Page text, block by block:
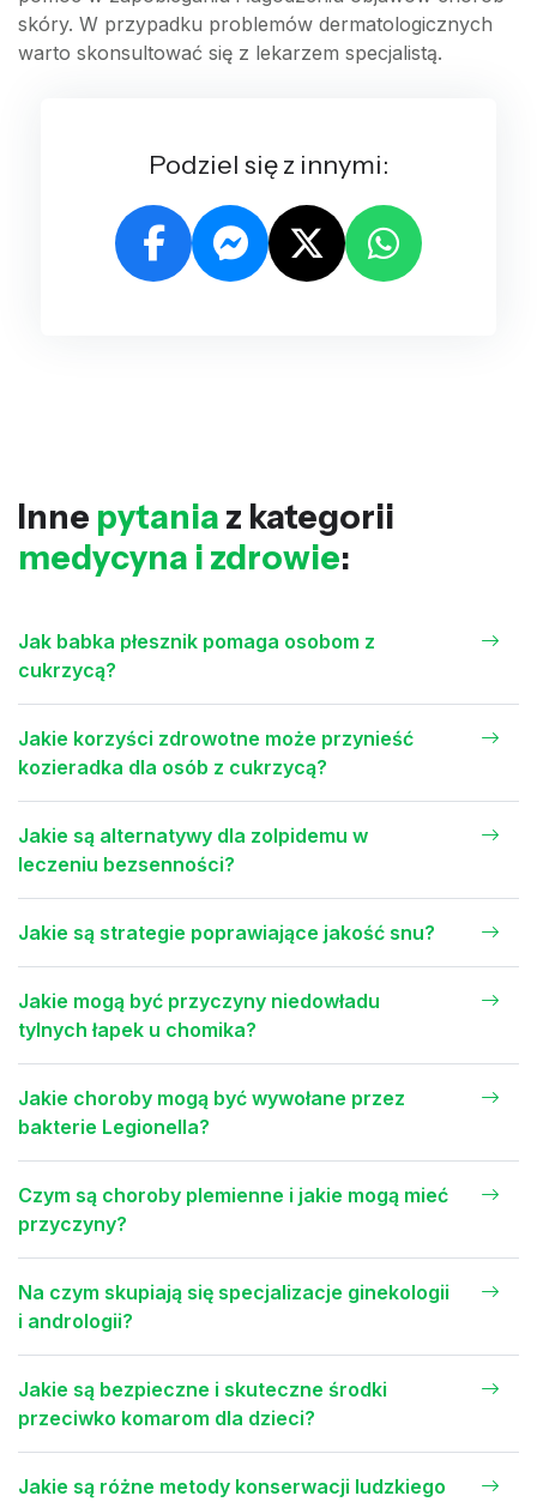
skóry. W przypadku problemów dermatologicznych
warto skonsultować się z lekarzem specjalistą.
Podziel się z innymi:
Inne pytania z kategorii
medycyna i zdrowie:
Jak babka płesznik pomaga osobom z
cukrzycą?
Jakie korzyści zdrowotne może przynieść
kozieradka dla osób z cukrzycą?
Jakie są alternatywy dla zolpidemu w
leczeniu bezsenności?
Jakie są strategie poprawiające jakość snu?
Jakie mogą być przyczyny niedowładu
tylnych łapek u chomika?
Jakie choroby mogą być wywołane przez
bakterie Legionella?
Czym są choroby plemienne i jakie mogą mieć
przyczyny?
Na czym skupiają się specjalizacje ginekologii
i andrologii?
Jakie są bezpieczne i skuteczne środki
przeciwko komarom dla dzieci?
Jakie są różne metody konserwacji ludzkiego